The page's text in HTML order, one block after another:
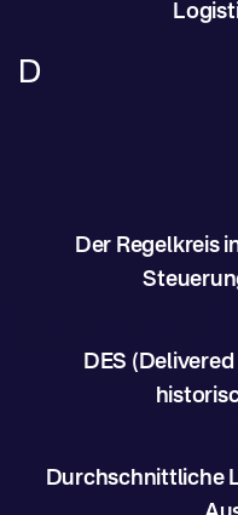
D
Der Regelkreis
DES
Durchschnittliche